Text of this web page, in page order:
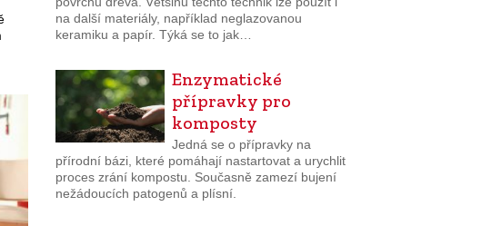
na další materiály, například neglazovanou
keramiku a papír. Týká se to jak…
Enzymatické
přípravky pro
komposty
Jedná se o přípravky na
přírodní bázi, které pomáhají nastartovat a urychlit
proces zrání kompostu. Současně zamezí bujení
nežádoucích patogenů a plísní.